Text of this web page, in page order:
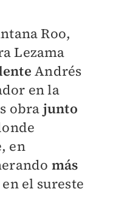
Roo,
Lezama
Andrés
en la
obrajunto
en
más
en el sureste